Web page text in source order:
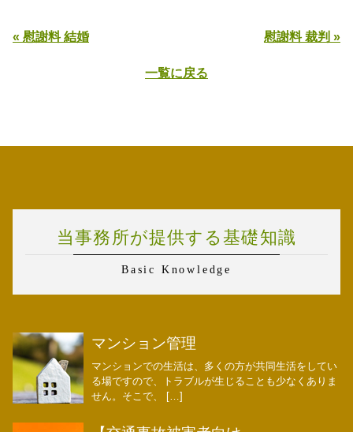
« 慰謝料 結婚 慰謝料 裁判 »
一覧に戻る
当事務所が提供する基礎知識
Basic Knowledge
マンション管理
マンションでの生活は、多くの方が共同生活をしてい
る場ですので、トラブルが生じることも少なくありま
せん。そこで、 […]